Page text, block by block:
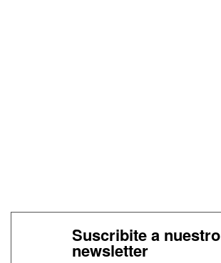
Suscribite a nuestro
newsletter